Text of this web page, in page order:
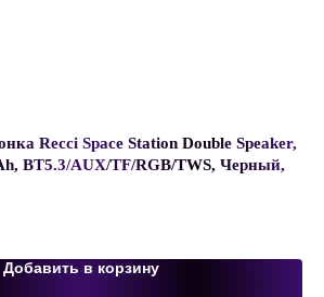
Recci Space Station Double Speaker,
BT5.3/AUX/TF/RGB/TWS, Черный,
Добавить в корзину